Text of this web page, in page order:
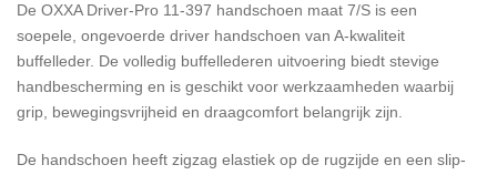
De OXXA Driver-Pro 11-397 handschoen maat 7/S is een
soepele, ongevoerde driver handschoen van A-kwaliteit
buffelleder. De volledig buffellederen uitvoering biedt stevige
handbescherming en is geschikt voor werkzaamheden waarbij
grip, bewegingsvrijheid en draagcomfort belangrijk zijn.
De handschoen heeft zigzag elastiek op de rugzijde en een slip-